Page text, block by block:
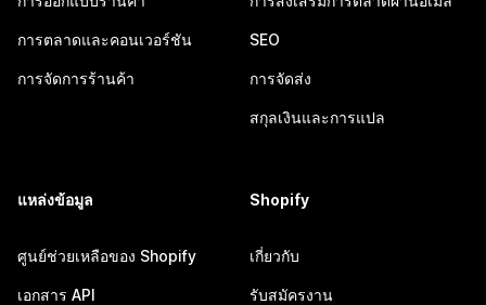
การตลาดและคอนเวอร์ชัน
การจัดการร้านค้า
SEO
การจัดส่ง
สกุลเงินและการแปล
แหล่งข้อมูล
ศูนย์ช่วยเหลือของ Shopify
เอกสาร API
Shopify
เกี่ยวกับ
รับสมัครงาน